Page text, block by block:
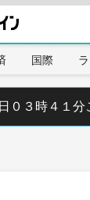
国際
０３時４１分